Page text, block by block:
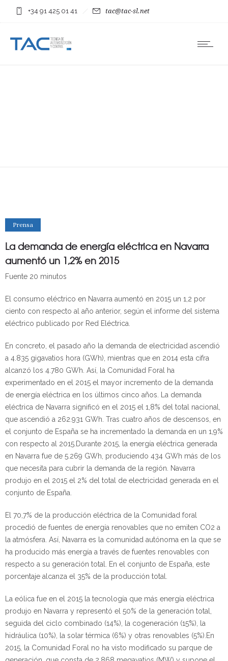
+34 91 425 01 41 tac@tac-sl.net
Prensa
La demanda de energía eléctrica en Navarra
aumentó un 1,2% en 2015
Fuente 20 minutos
El consumo eléctrico en Navarra aumentó en 2015 un 1,2 por
ciento con respecto al año anterior, según el informe del sistema
eléctrico publicado por Red Eléctrica.
En concreto, el pasado año la demanda de electricidad ascendió
a 4.835 gigavatios hora (GWh), mientras que en 2014 esta cifra
alcanzó los 4.780 GWh. Así, la Comunidad Foral ha
experimentado en el 2015 el mayor incremento de la demanda
de energía eléctrica en los últimos cinco años. La demanda
eléctrica de Navarra significó en el 2015 el 1,8% del total nacional,
que ascendió a 262.931 GWh. Tras cuatro años de descensos, en
el conjunto de España se ha incrementado la demanda en un 1,9%
con respecto al 2015.Durante 2015, la energía eléctrica generada
en Navarra fue de 5.269 GWh, produciendo 434 GWh más de los
que necesita para cubrir la demanda de la región. Navarra
produjo en el 2015 el 2% del total de electricidad generada en el
conjunto de España.
El 70,7% de la producción eléctrica de la Comunidad foral
procedió de fuentes de energía renovables que no emiten CO2 a
la atmósfera. Así, Navarra es la comunidad autónoma en la que se
ha producido más energía a través de fuentes renovables con
respecto a su generación total. En el conjunto de España, este
porcentaje alcanza el 35% de la producción total.
La eólica fue en el 2015 la tecnología que más energía eléctrica
produjo en Navarra y representó el 50% de la generación total,
seguida del ciclo combinado (14%), la cogeneración (15%), la
hidráulica (10%), la solar térmica (6%) y otras renovables (5%).En
2015, la Comunidad Foral no ha visto modificado su parque de